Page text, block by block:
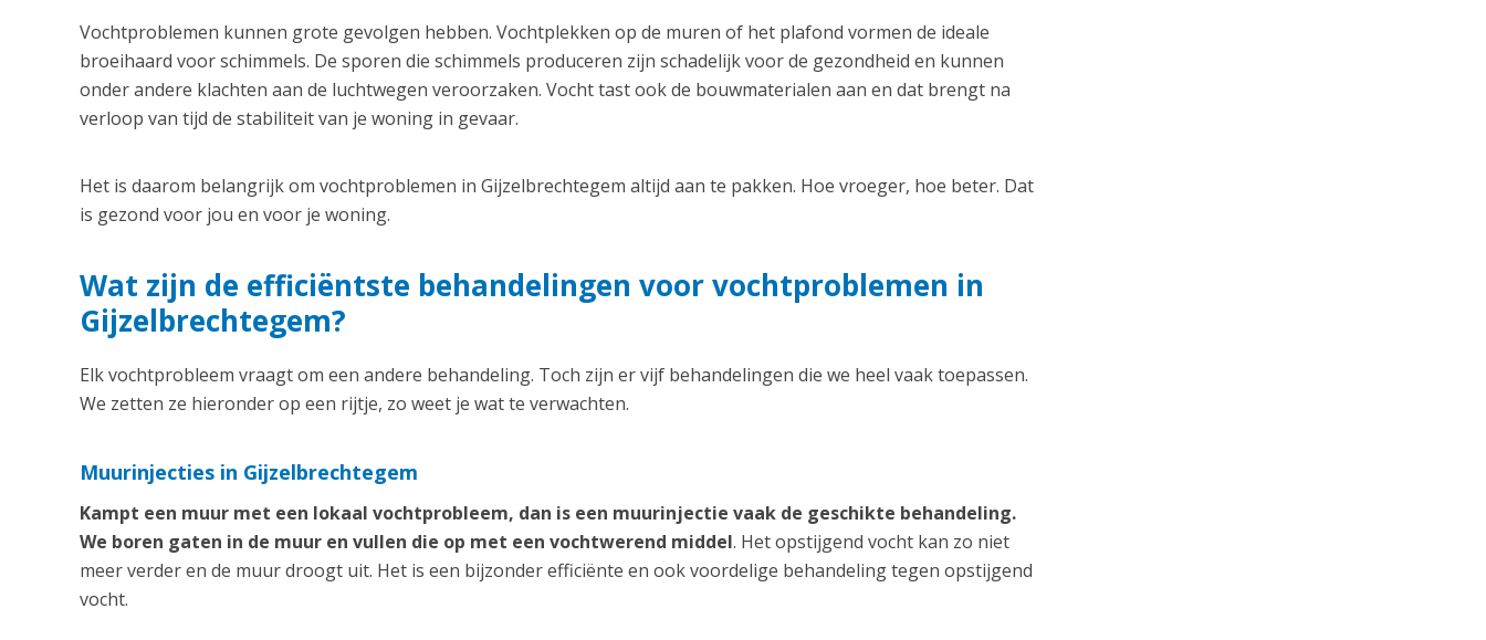
Vochtproblemen kunnen grote gevolgen hebben. Vochtplekken op de muren of het plafond vormen de ideale
broeihaard voor schimmels. De sporen die schimmels produceren zijn schadelijk voor de gezondheid en kunnen
onder andere klachten aan de luchtwegen veroorzaken. Vocht tast ook de bouwmaterialen aan en dat brengt na
verloop van tijd de stabiliteit van je woning in gevaar.
Het is daarom belangrijk om vochtproblemen in Gijzelbrechtegem altijd aan te pakken. Hoe vroeger, hoe beter. Dat
is gezond voor jou en voor je woning.
Wat zijn de efficiëntste behandelingen voor vochtproblemen in
Gijzelbrechtegem?
Elk vochtprobleem vraagt om een andere behandeling. Toch zijn er vijf behandelingen die we heel vaak toepassen.
We zetten ze hieronder op een rijtje, zo weet je wat te verwachten.
Muurinjecties in Gijzelbrechtegem
Kampt een muur met een lokaal vochtprobleem, dan is een muurinjectie vaak de geschikte behandeling.
We boren gaten in de muur en vullen die op met een vochtwerend middel. Het opstijgend vocht kan zo niet
meer verder en de muur droogt uit. Het is een bijzonder efficiënte en ook voordelige behandeling tegen opstijgend
vocht.